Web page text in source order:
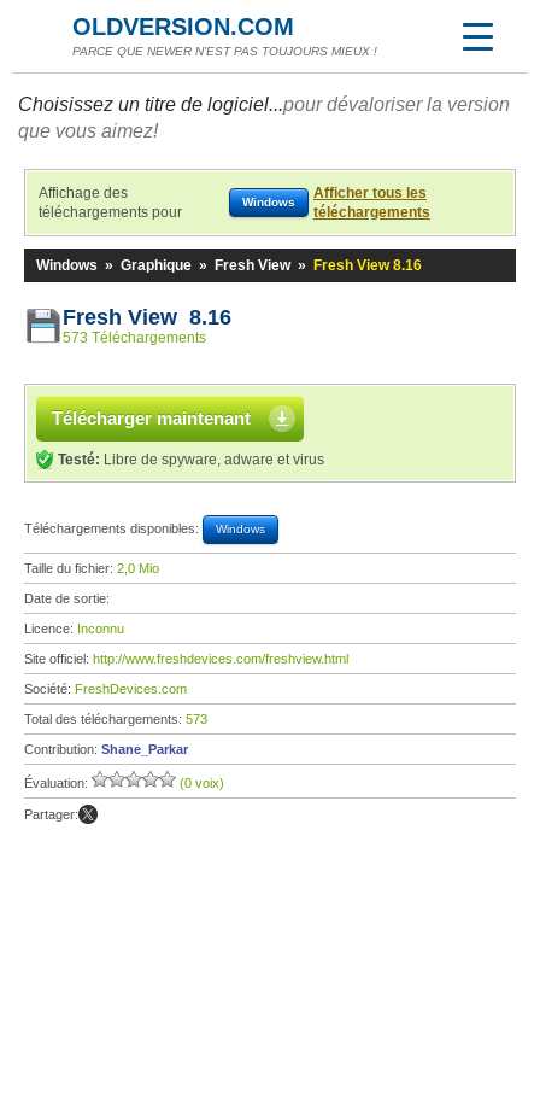
OLDVERSION.COM
PARCE QUE NEWER N'EST PAS TOUJOURS MIEUX !
Choisissez un titre de logiciel...pour dévaloriser la version
que vous aimez!
Affichage des
téléchargements pour
Windows
Afficher tous les
téléchargements
Windows » Graphique » Fresh View » Fresh View 8.16
Fresh View 8.16
573 Téléchargements
Télécharger maintenant
Testé: Libre de spyware, adware et virus
Téléchargements disponibles: Windows
Taille du fichier: 2,0 Mio
Date de sortie:
Licence: Inconnu
Site officiel: http://www.freshdevices.com/freshview.html
Société: FreshDevices.com
Total des téléchargements: 573
Contribution: Shane_Parkar
Évaluation: (0 voix)
Partager: